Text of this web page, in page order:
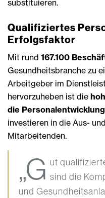
substituieren.
Qualifiziertes
Erfolgsfaktor
Mit rund 167.100
Gesundheitsbranche zu
Arbeitgeber im
hervorzuheben ist die
die Personalentwicklung
investieren in die Aus-
Mitarbeitenden.
„G ut
sind die
und